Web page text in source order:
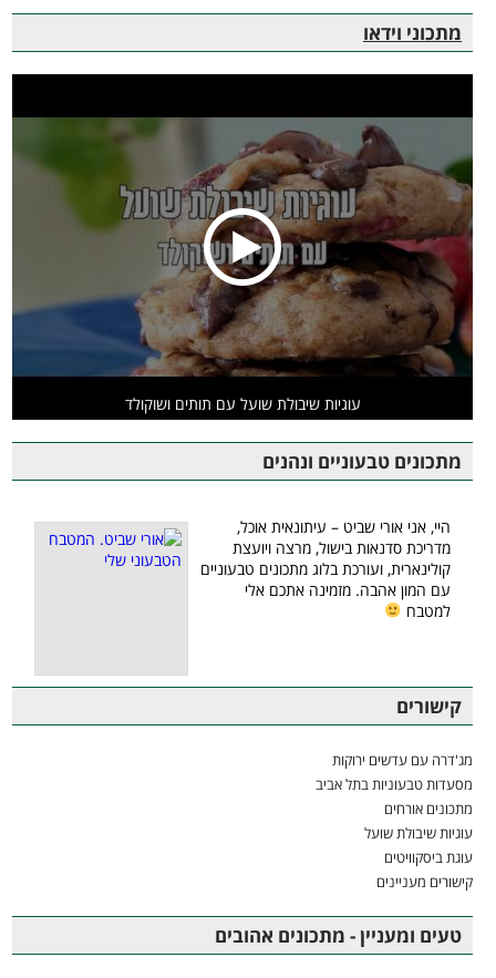
מתכוני וידאו
עוגיות שיבולת שועל עם תותים ושוקולד
מתכונים טבעוניים ונהנים
היי, אני אורי שביט – עיתונאית אוכל,
מדריכת סדנאות בישול, מרצה ויועצת
קולינארית, ועורכת בלוג מתכונים טבעוניים
עם המון אהבה. מזמינה אתכם אלי
למטבח
קישורים
מג'דרה עם עדשים ירוקות
מסעדות טבעוניות בתל אביב
מתכונים אורחים
עוגיות שיבולת שועל
עוגת ביסקוויטים
קישורים מעניינים
טעים ומעניין - מתכונים אהובים